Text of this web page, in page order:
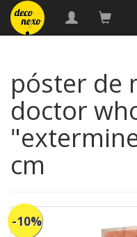
póster de
doctor
cm
-10%